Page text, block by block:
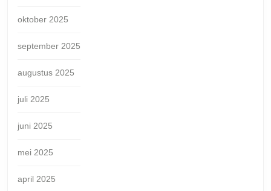
oktober 2025
september 2025
augustus 2025
juli 2025
juni 2025
mei 2025
april 2025